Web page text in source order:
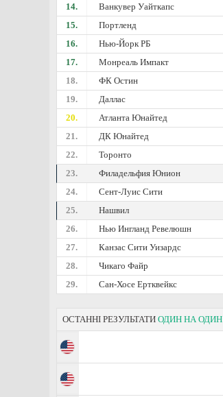
14.
Ванкувер Уайткапс
15.
Портленд
16.
Нью-Йорк РБ
17.
Монреаль Импакт
18.
ФК Остин
19.
Даллас
20.
Атланта Юнайтед
21.
ДК Юнайтед
22.
Торонто
23.
Филадельфия Юнион
24.
Сент-Луис Сити
25.
Нашвил
26.
Нью Ингланд Ревелюшн
27.
Канзас Сити Уизардс
28.
Чикаго Файр
29.
Сан-Хосе Ертквейкс
ОСТАННІ РЕЗУЛЬТАТИ ОДИН НА ОДИН